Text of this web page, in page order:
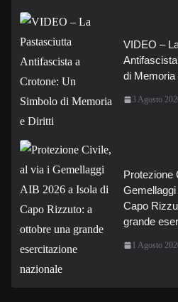
VIDEO –
di Memoria
3 Agosto
Protezione
Capo
grande
1 Agosto